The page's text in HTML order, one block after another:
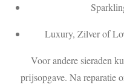
Luxury, Zilver of
Voor andere sieraden
prijsopgave. Na reparatie